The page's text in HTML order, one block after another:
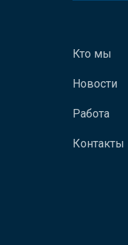
Кто мы
Новости
Работа
Контакты